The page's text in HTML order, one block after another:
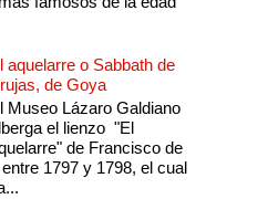
aquelarre o Sabbath de
de Goya
Museo Lázaro Galdiano
el lienzo "El
de Francisco de
1797 y 1798, el cual